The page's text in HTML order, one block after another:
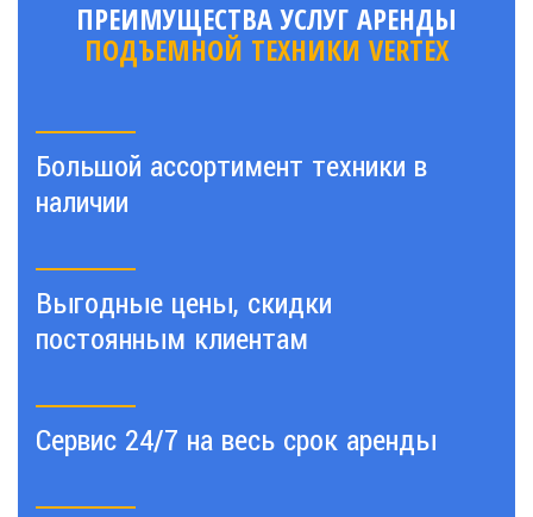
ПРЕИМУЩЕСТВА УСЛУГ АРЕНДЫ
ПОДЪЕМНОЙ ТЕХНИКИ VERTEX
Большой ассортимент техники в
наличии
Выгодные цены, скидки
постоянным клиентам
Сервис 24/7 на весь срок аренды